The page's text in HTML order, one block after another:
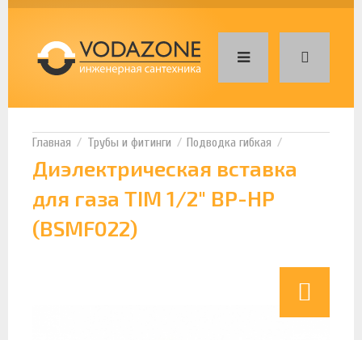
Трубы и фитинги Подводка гибкая
Диэлектрическая вставка
для газа TIM 1/2" ВР-НР
(BSMF022)